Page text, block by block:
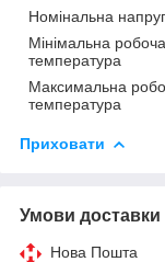
Номінальна
Мінімальна робоча
температура
Максимальна
температура
Приховати
Умови доставки
Нова Пошта